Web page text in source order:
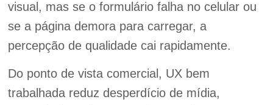
visual, mas se o formulário falha no celular ou
se a página demora para carregar, a
percepção de qualidade cai rapidamente.
Do ponto de vista comercial, UX bem
trabalhada reduz desperdício de mídia,